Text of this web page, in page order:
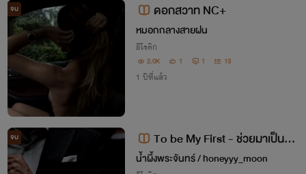
จบ ดอกสวาท NC+
หมอกกลางสายฝน
อีโรติก
2.0K 1 1 13
1 ปีที่แล้ว
จบ
To be My First - ช่วยมาเป็นผู้ช
ายคนแรกของหนูนะคะบอส (NC18+
น้ำผึ้งพระจันทร์ / honeyyy_moon